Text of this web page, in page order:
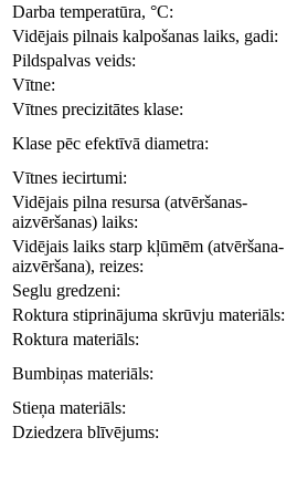
Darba temperatūra, °C:
Vidējais pilnais kalpošanas laiks, gadi:
Pildspalvas veids:
Vītne:
Vītnes precizitātes klase:
Klase pēc efektīvā diametra:
Vītnes iecirtumi:
Vidējais pilna resursa (atvēršanas-
aizvēršanas) laiks:
Vidējais laiks starp kļūmēm (atvēršana-
aizvēršana), reizes:
Seglu gredzeni:
Roktura stiprinājuma skrūvju materiāls:
Roktura materiāls:
Bumbiņas materiāls:
Stieņa materiāls:
Dziedzera blīvējums: